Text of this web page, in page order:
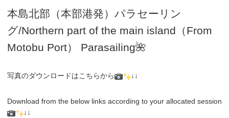
本島北部（本部港発）パラセーリン
グ/Northern part of the main island（From
Motobu Port）
Parasailing🌺
写真のダウンロードはこちらから ↓↓
Download from the below links according to your allocated session
↓↓